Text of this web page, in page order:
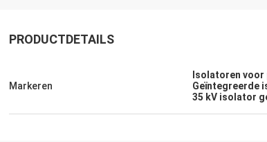
PRODUCTDETAILS
Markeren
Isolatoren
Geïntegreerde
35 kV isolator